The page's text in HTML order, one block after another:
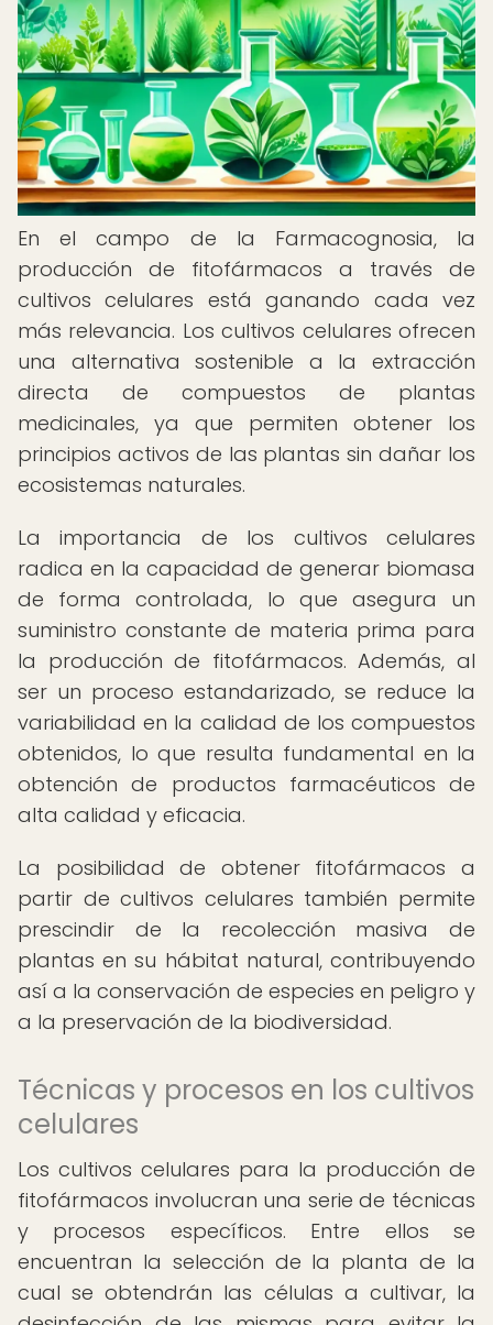
En el campo de la Farmacognosia, la
producción de fitofármacos a través de
cultivos celulares está ganando cada vez
más relevancia. Los cultivos celulares ofrecen
una alternativa sostenible a la extracción
directa de compuestos de plantas
medicinales, ya que permiten obtener los
principios activos de las plantas sin dañar los
ecosistemas naturales.
La importancia de los cultivos celulares
radica en la capacidad de generar biomasa
de forma controlada, lo que asegura un
suministro constante de materia prima para
la producción de fitofármacos. Además, al
ser un proceso estandarizado, se reduce la
variabilidad en la calidad de los compuestos
obtenidos, lo que resulta fundamental en la
obtención de productos farmacéuticos de
alta calidad y eficacia.
La posibilidad de obtener fitofármacos a
partir de cultivos celulares también permite
prescindir de la recolección masiva de
plantas en su hábitat natural, contribuyendo
así a la conservación de especies en peligro y
a la preservación de la biodiversidad.
Técnicas y procesos en los cultivos
celulares
Los cultivos celulares para la producción de
fitofármacos involucran una serie de técnicas
y procesos específicos. Entre ellos se
encuentran la selección de la planta de la
cual se obtendrán las células a cultivar, la